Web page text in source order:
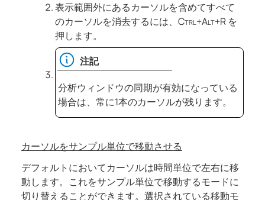
表示範囲外にあるカーソルを含めてすべて
のカーソルを消去するには、 Ctrl+Alt+Rを
押します。
注記
分析ウィンドウの同期が有効になっている
場合は、常に1本のカーソルが残ります。
カーソルをサンプル単位で移動させる
デフォルトにおいてカーソルは時間単位で左右に移
動します。これをサンプル単位で移動するモードに
切り替えることができます。選択されている移動モ